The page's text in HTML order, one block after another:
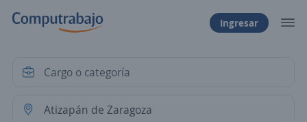
Ingresar